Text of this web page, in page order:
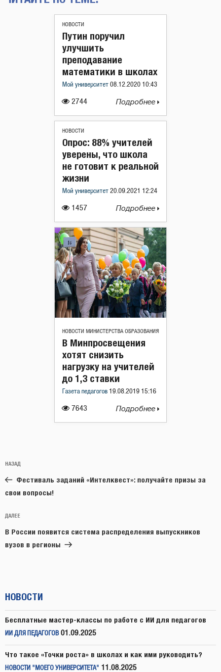
НОВОСТИ
2744
Путин поручил
улучшить
преподавание
математики в школах
Мой университет 08.12.2020 10:43
Подробнее
НОВОСТИ
1457
Опрос: 88% учителей
уверены, что школа
не готовит к реальной
жизни
Мой университет 20.09.2021 12:24
Подробнее
НОВОСТИ МИНИСТЕРСТВА ОБРАЗОВАНИЯ
7643
В Минпросвещения
хотят снизить
нагрузку на учителей
до 1,3 ставки
Газета педагогов 19.08.2019 15:16
Подробнее
по
записям
Предыдущая
запись:
НАЗАД
Фестиваль заданий «Интелквест»: получайте призы за
свои вопросы!
Следующая
запись
ДАЛЕЕ
В России появится система распределения выпускников
вузов в регионы
НОВОСТИ
Бесплатные мастер-классы по работе с ИИ для педагогов
ИИ ДЛЯ ПЕДАГОГОВ 01.09.2025
Что такое «Точки роста» в школах и как ими руководить?
НОВОСТИ "МОЕГО УНИВЕРСИТЕТА" 11.08.2025